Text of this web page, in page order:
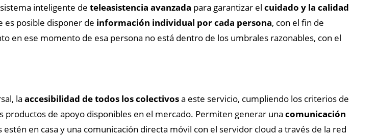
inteligente de teleasistencia avanzada para garantizar el cuidado y la calidad
es posible disponer de información individual por cada persona, con el fin de
en ese momento de esa persona no está dentro de los umbrales razonables, con el
la accesibilidad de todos los colectivosa este servicio, cumpliendo los criterios de
productos de apoyo disponibles en el mercado. Permiten generar una comunicación
estén en casa y una comunicación directa móvil con el servidor cloud a través de la red